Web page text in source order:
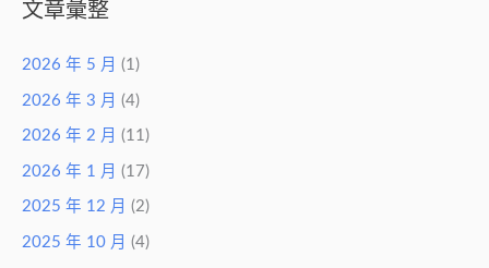
文章彙整
2026 年 5 月 (1)
2026 年 3 月 (4)
2026 年 2 月 (11)
2026 年 1 月 (17)
2025 年 12 月 (2)
2025 年 10 月 (4)